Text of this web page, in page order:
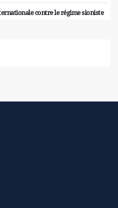
contre le régime sioniste